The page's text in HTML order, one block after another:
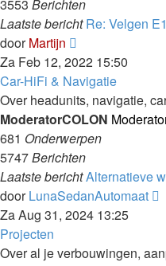
3553 Berichten
Laatste bericht Re: Velgen
doorMartijn
bericht
bekijken
Za Feb 12, 2022 15:50
Car-HiFi & Navigatie
Over headunits, navigatie,
ModeratorCOLON
681 Onderwerpen
5747Berichten
Laatste berichtAlternatieve
doorLunaSedanAutomaat
Za Aug 31, 2024 13:25
Projecten
Over al je verbouwingen,